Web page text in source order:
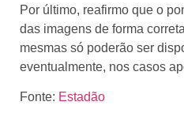
Por último, reafirmo que o
das imagens de forma
mesmas só poderão ser
eventualmente, nos casos
Fonte: Estadão